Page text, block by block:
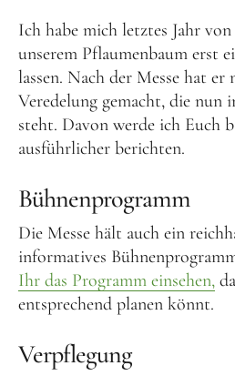
Ich habe mich letztes Jahr
unserem Pflaumenbaum erst
lassen. Nach der Messe hat er
Veredelung gemacht, die nun
steht. Davon werde ich Euch
ausführlicher berichten.
Bühnenprogramm
Die Messe hält auch ein
informatives
Ihr das Programm einsehen,
entsprechend planen könnt.
Verpflegung